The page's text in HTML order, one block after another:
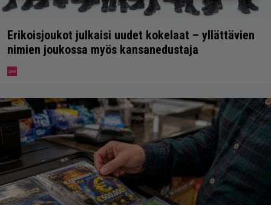
Erikoisjoukot julkaisi uudet kokelaat – yllättävien
nimien joukossa myös kansanedustaja